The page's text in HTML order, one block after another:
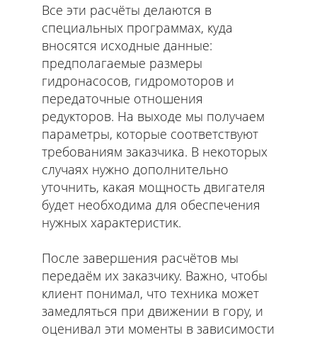
Все эти расчёты делаются в
специальных программах, куда
вносятся исходные данные:
предполагаемые размеры
гидронасосов, гидромоторов и
передаточные отношения
редукторов. На выходе мы получаем
параметры, которые соответствуют
требованиям заказчика. В некоторых
случаях нужно дополнительно
уточнить, какая мощность двигателя
будет необходима для обеспечения
нужных характеристик.
После завершения расчётов мы
передаём их заказчику. Важно, чтобы
клиент понимал, что техника может
замедляться при движении в гору, и
оценивал эти моменты в зависимости